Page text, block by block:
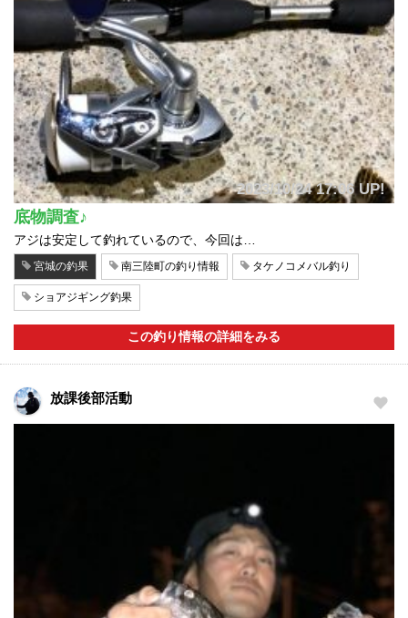
2023/10/24 17:06 UP!
底物調査♪
アジは安定して釣れているので、今回は…
宮城の釣果 南三陸町の釣り情報 タケノコメバル釣り
ショアジギング釣果
この釣り情報の詳細をみる
放課後部活動